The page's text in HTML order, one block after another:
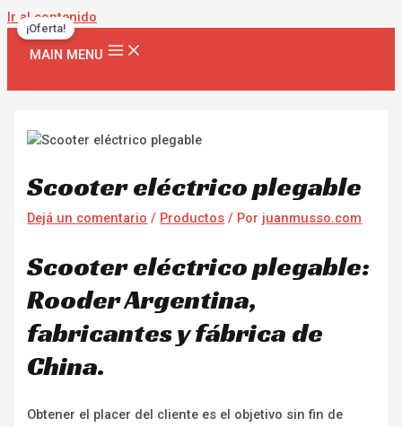
Ir al contenido
MAIN MENU
Scooter eléctrico plegable
Dejá un comentario / Productos / Por juanmusso.com
Scooter eléctrico plegable:
Rooder Argentina,
fabricantes y fábrica de
China.
Obtener el placer del cliente es el objetivo sin fin de
¡Oferta!